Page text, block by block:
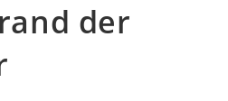
der